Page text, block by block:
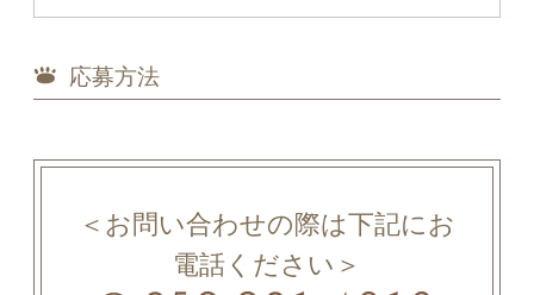
応募方法
＜お問い合わせの際は下記にお
電話ください＞